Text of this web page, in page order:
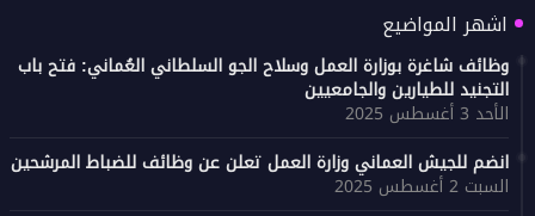
اشهر المواضيع
وظائف شاغرة بوزارة العمل وسلاح الجو السلطاني العُماني: فتح باب
التجنيد للطيارين والجامعيين
الأحد 3 أغسطس 2025
انضم للجيش العماني وزارة العمل تعلن عن وظائف للضباط المرشحين
السبت 2 أغسطس 2025